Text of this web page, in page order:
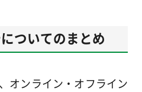
ついてのまとめ
オンライン・オフライン